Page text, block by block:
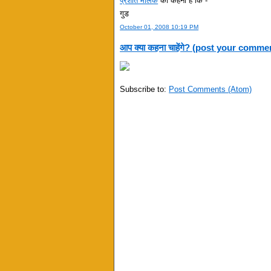
गुड
October 01, 2008 10:19 PM
आप क्या कहना चाहेंगे? (post your
Subscribe to: Post Comments (Atom)